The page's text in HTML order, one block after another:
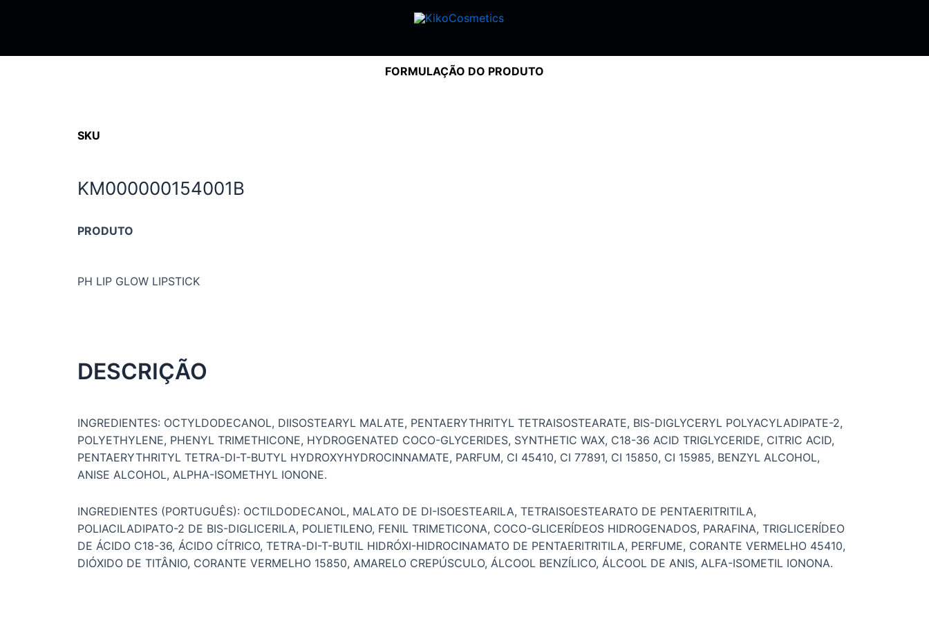
FORMULAÇÃO DO PRODUTO
SKU
KM000000154001B
PRODUTO
PH LIP GLOW LIPSTICK
DESCRIÇÃO
INGREDIENTES: OCTYLDODECANOL, DIISOSTEARYL MALATE, PENTAERYTHRITYL TETRAISOSTEARATE, BIS-DIGLYCERYL POLYACYLADIPATE-2,
POLYETHYLENE, PHENYL TRIMETHICONE, HYDROGENATED COCO-GLYCERIDES, SYNTHETIC WAX, C18-36 ACID TRIGLYCERIDE, CITRIC ACID,
PENTAERYTHRITYL TETRA-DI-T-BUTYL HYDROXYHYDROCINNAMATE, PARFUM, CI 45410, CI 77891, CI 15850, CI 15985, BENZYL ALCOHOL,
ANISE ALCOHOL, ALPHA-ISOMETHYL IONONE.
INGREDIENTES (PORTUGUÊS): OCTILDODECANOL, MALATO DE DI-ISOESTEARILA, TETRAISOESTEARATO DE PENTAERITRITILA,
POLIACILADIPATO-2 DE BIS-DIGLICERILA, POLIETILENO, FENIL TRIMETICONA, COCO-GLICERÍDEOS HIDROGENADOS, PARAFINA, TRIGLICERÍDEO
DE ÁCIDO C18-36, ÁCIDO CÍTRICO, TETRA-DI-T-BUTIL HIDRÓXI-HIDROCINAMATO DE PENTAERITRITILA, PERFUME, CORANTE VERMELHO 45410,
DIÓXIDO DE TITÂNIO, CORANTE VERMELHO 15850, AMARELO CREPÚSCULO, ÁLCOOL BENZÍLICO, ÁLCOOL DE ANIS, ALFA-ISOMETIL IONONA.